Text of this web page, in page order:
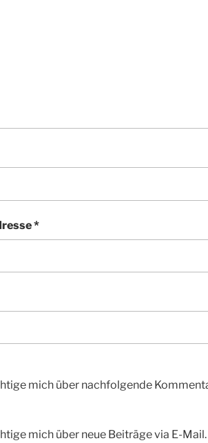
*
mich über nachfolgende
mich über neue Beiträge via E-Mail.